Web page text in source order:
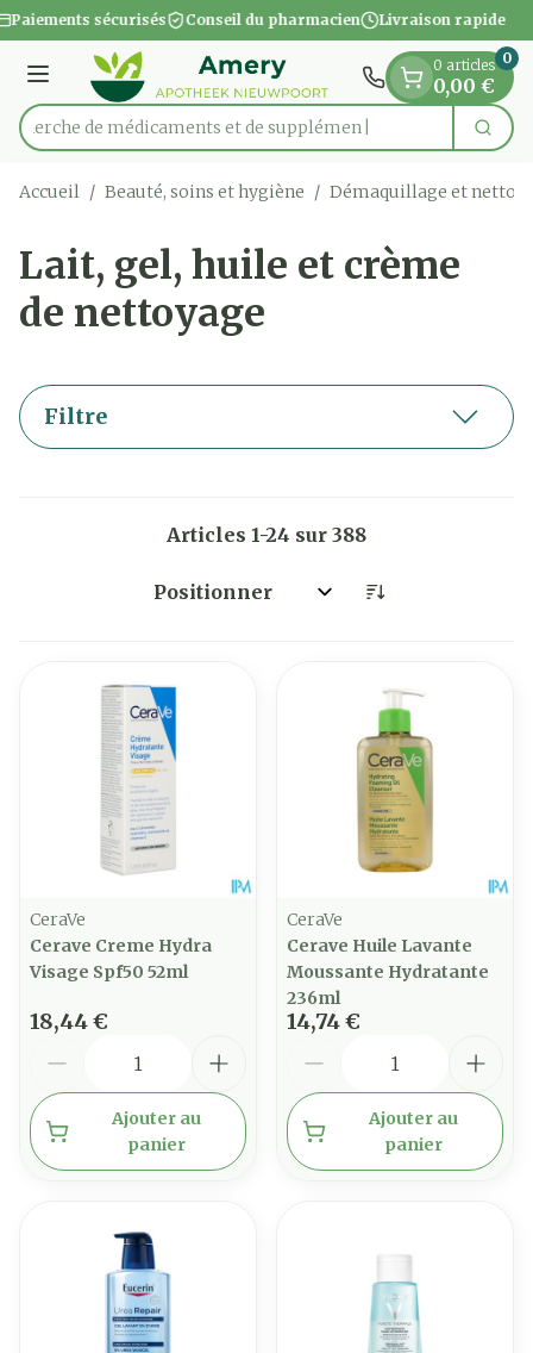
Aller au contenu
1 de 1
Paiements sécurisés Conseil du pharmacien Livraison rapide
Menu
Rechercher
Recherche de médicame
0 articles
0,00 €
0
Accueil / Beauté, soins et hygiène / Démaquillage et
Lait, gel, huile et crème
de nettoyage
Filtre
Articles 1-24 sur 388
Trier par:
CeraVe
Cerave Creme Hydra
Visage Spf50 52ml
18,44 €
Ajouter au
panier
CeraVe
Cerave Huile Lavante
Moussante Hydratante
236ml
14,74 €
Ajouter au
panier